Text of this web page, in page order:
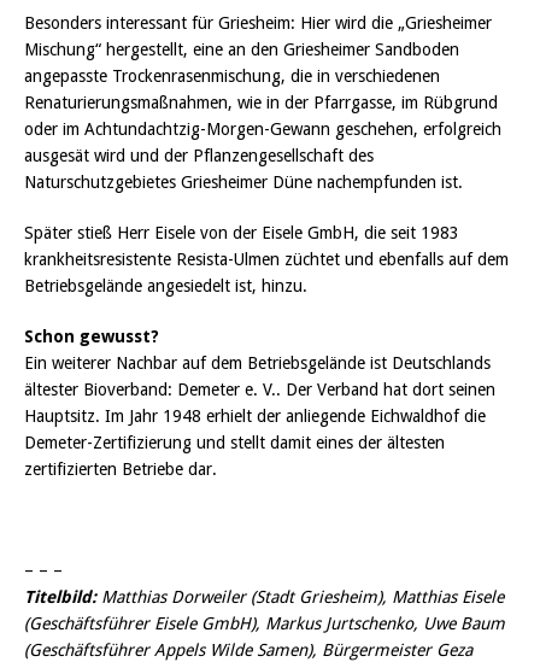
Besonders interessant für Griesheim: Hier wird die „Griesheimer
Mischung“ hergestellt, eine an den Griesheimer Sandboden
angepasste Trockenrasenmischung, die in verschiedenen
Renaturierungsmaßnahmen, wie in der Pfarrgasse, im Rübgrund
oder im Achtundachtzig-Morgen-Gewann geschehen, erfolgreich
ausgesät wird und der Pflanzengesellschaft des
Naturschutzgebietes Griesheimer Düne nachempfunden ist.
Später stieß Herr Eisele von der Eisele GmbH, die seit 1983
krankheitsresistente Resista-Ulmen züchtet und ebenfalls auf dem
Betriebsgelände angesiedelt ist, hinzu.
Schon gewusst?
Ein weiterer Nachbar auf dem Betriebsgelände ist Deutschlands
ältester Bioverband: Demeter e. V.. Der Verband hat dort seinen
Hauptsitz. Im Jahr 1948 erhielt der anliegende Eichwaldhof die
Demeter-Zertifizierung und stellt damit eines der ältesten
zertifizierten Betriebe dar.
– – –
Titelbild: Matthias Dorweiler (Stadt Griesheim), Matthias Eisele
(Geschäftsführer Eisele GmbH), Markus Jurtschenko, Uwe Baum
(Geschäftsführer Appels Wilde Samen), Bürgermeister Geza